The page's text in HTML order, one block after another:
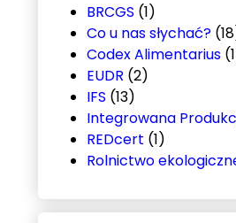
BRCGS (1)
Co u nas słychać?
Codex Alimentarius
EUDR (2)
IFS (13)
Integrowana
REDcert (1)
Rolnictwo